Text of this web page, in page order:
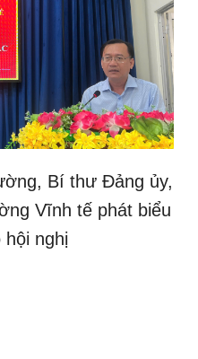
Bí thư Đảng ủy,
Vĩnh tế phát biểu
hội nghị